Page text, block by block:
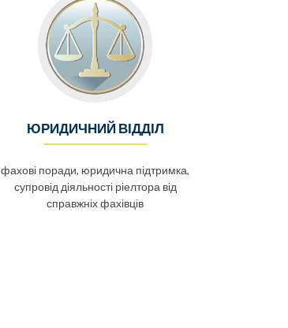
ЮРИДИЧНИЙ ВІДДІЛ
фахові поради, юридична підтримка,
супровід діяльності ріелтора від
справжніх фахівців